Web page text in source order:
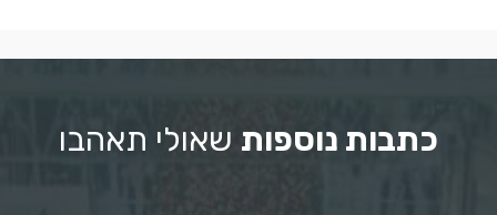
כתבות נוספות שאולי תאהבו